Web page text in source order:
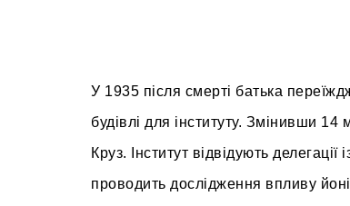
У 1935 після смерті батька
будівлі для інституту. Змінивши
Круз. Інститут відвідують
проводить дослідження впливу